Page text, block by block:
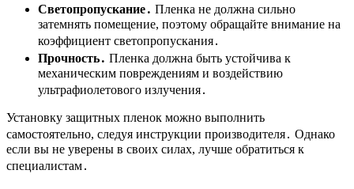
Светопропускание․ Пленка не должна сильно
затемнять помещение, поэтому обращайте внимание на
коэффициент светопропускания․
Прочность․ Пленка должна быть устойчива к
механическим повреждениям и воздействию
ультрафиолетового излучения․
Установку защитных пленок можно выполнить
самостоятельно, следуя инструкции производителя․ Однако
если вы не уверены в своих силах, лучше обратиться к
специалистам․